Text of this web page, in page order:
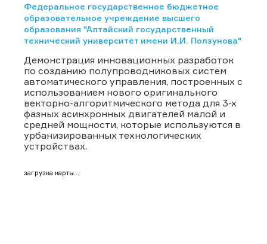
Федеральное государственное бюджетное
образовательное учреждение высшего
образования "Алтайский государственный
технический университет имени И.И. Ползунова"
Демонстрация инновационных разработок
по созданию полупроводниковых систем
автоматического управления, построенных с
использованием нового оригинального
векторно-алгоритмического метода для 3-х
фазных асинхронных двигателей малой и
средней мощности, которые используются в
урбанизированных технологических
устройствах.
загрузка карты...